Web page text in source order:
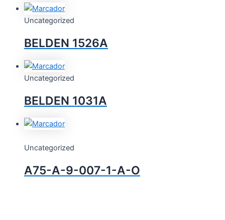
Uncategorized
BELDEN 1526A
Uncategorized
BELDEN 1031A
Uncategorized
A75-A-9-007-1-A-O